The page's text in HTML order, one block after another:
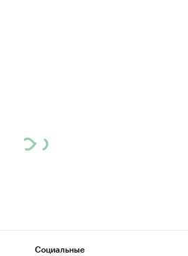
Социальные